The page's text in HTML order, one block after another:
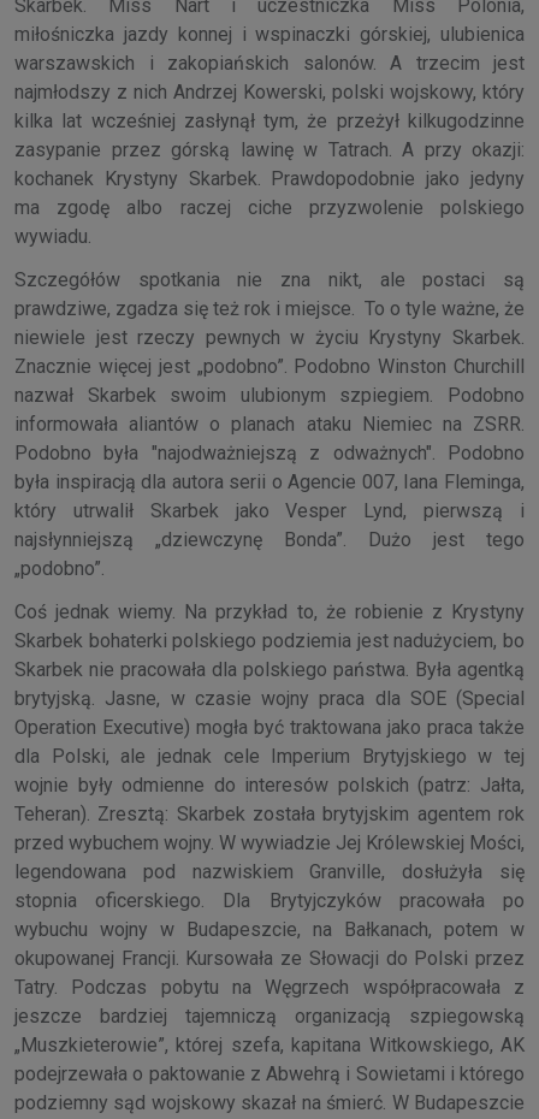
Skarbek. Miss Nart i uczestniczka Miss Polonia,
miłośniczka jazdy konnej i wspinaczki górskiej, ulubienica
warszawskich i zakopiańskich salonów. A trzecim jest
najmłodszy z nich Andrzej Kowerski, polski wojskowy, który
kilka lat wcześniej zasłynął tym, że przeżył kilkugodzinne
zasypanie przez górską lawinę w Tatrach. A przy okazji:
kochanek Krystyny Skarbek. Prawdopodobnie jako jedyny
ma zgodę albo raczej ciche przyzwolenie polskiego
wywiadu.
Szczegółów spotkania nie zna nikt, ale postaci są
prawdziwe, zgadza się też rok i miejsce. To o tyle ważne, że
niewiele jest rzeczy pewnych w życiu Krystyny Skarbek.
Znacznie więcej jest „podobno”. Podobno Winston Churchill
nazwał Skarbek swoim ulubionym szpiegiem. Podobno
informowała aliantów o planach ataku Niemiec na ZSRR.
Podobno była "najodważniejszą z odważnych". Podobno
była inspiracją dla autora serii o Agencie 007, Iana Fleminga,
który utrwalił Skarbek jako Vesper Lynd, pierwszą i
najsłynniejszą „dziewczynę Bonda”. Dużo jest tego
„podobno”.
Coś jednak wiemy. Na przykład to, że robienie z Krystyny
Skarbek bohaterki polskiego podziemia jest nadużyciem, bo
Skarbek nie pracowała dla polskiego państwa. Była agentką
brytyjską. Jasne, w czasie wojny praca dla SOE (Special
Operation Executive) mogła być traktowana jako praca także
dla Polski, ale jednak cele Imperium Brytyjskiego w tej
wojnie były odmienne do interesów polskich (patrz: Jałta,
Teheran). Zresztą: Skarbek została brytyjskim agentem rok
przed wybuchem wojny. W wywiadzie Jej Królewskiej Mości,
legendowana pod nazwiskiem Granville, dosłużyła się
stopnia oficerskiego. Dla Brytyjczyków pracowała po
wybuchu wojny w Budapeszcie, na Bałkanach, potem w
okupowanej Francji. Kursowała ze Słowacji do Polski przez
Tatry. Podczas pobytu na Węgrzech współpracowała z
jeszcze bardziej tajemniczą organizacją szpiegowską
„Muszkieterowie”, której szefa, kapitana Witkowskiego, AK
podejrzewała o paktowanie z Abwehrą i Sowietami i którego
podziemny sąd wojskowy skazał na śmierć. W Budapeszcie